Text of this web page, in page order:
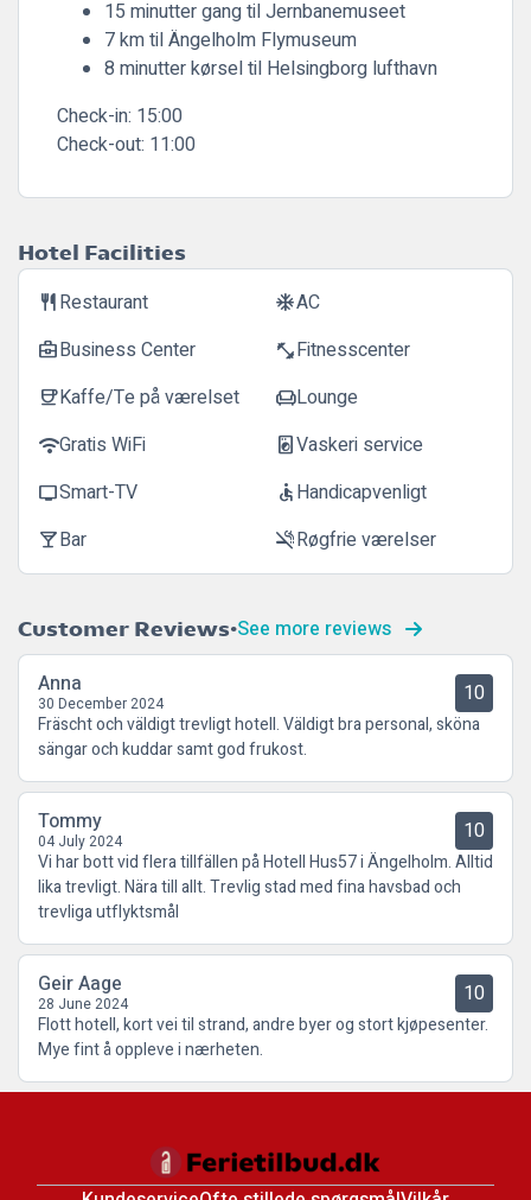
15 minutter gang til Jernbanemuseet
7 km til Ängelholm Flymuseum
8 minutter kørsel til Helsingborg lufthavn
Check-in: 15:00
Check-out: 11:00
Hotel Facilities
restaurantRestaurant ac_unitAC
business_centerBusiness Center fitness_centerFitnesscenter
coffeeKaffe/Te på værelset chairLounge
wifiGratis WiFi local_laundry_serviceVaskeri service
tvSmart-TV accessibleHandicapvenligt
local_barBar smoke_freeRøgfrie værelser
Customer Reviews See more reviews
Anna
30 December 2024 10
Fräscht och väldigt trevligt hotell. Väldigt bra personal, sköna
sängar och kuddar samt god frukost.
Tommy
04 July 2024 10
Vi har bott vid flera tillfällen på Hotell Hus57 i Ängelholm. Alltid
lika trevligt. Nära till allt. Trevlig stad med fina havsbad och
trevliga utflyktsmål
Geir Aage
28 June 2024 10
Flott hotell, kort vei til strand, andre byer og stort kjøpesenter.
Mye fint å oppleve i nærheten.